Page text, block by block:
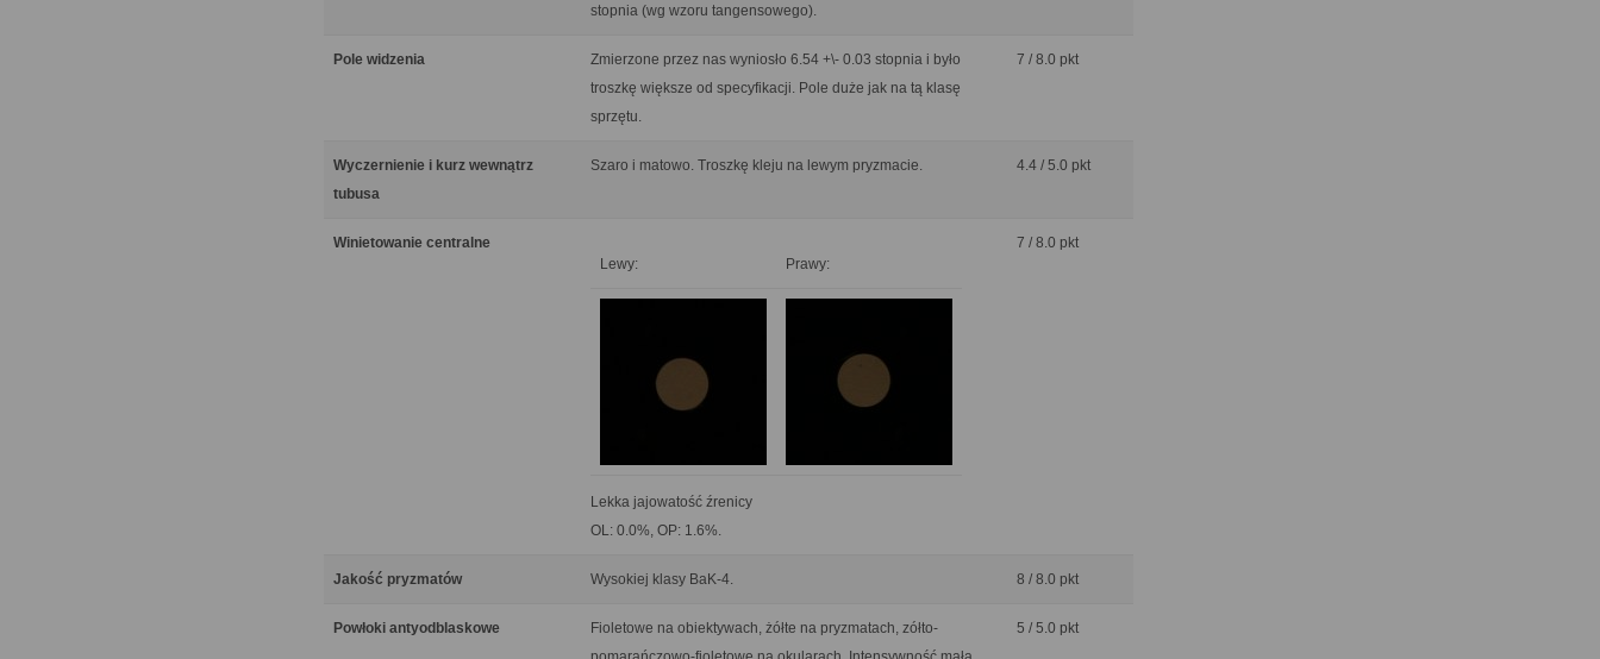
stopnia (wg wzoru tangensowego).
Pole widzenia
Zmierzone przez nas wyniosło 6.54 +\- 0.03 stopnia i było
troszkę większe od specyfikacji. Pole duże jak na tą klasę
sprzętu.
7 / 8.0 pkt
Wyczernienie i kurz wewnątrz
tubusa
Szaro i matowo. Troszkę kleju na lewym pryzmacie. 4.4 / 5.0 pkt
Winietowanie centralne
Lewy:
Prawy:
Lekka jajowatość źrenicy
OL: 0.0%, OP: 1.6%.
7 / 8.0 pkt
Jakość pryzmatów Wysokiej klasy BaK-4. 8 / 8.0 pkt
Powłoki antyodblaskowe
Fioletowe na obiektywach, żółte na pryzmatach, zółto-
5 / 5.0 pkt